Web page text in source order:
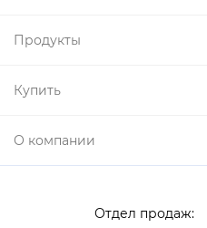
Продукты
Купить
О компании
Отдел продаж: